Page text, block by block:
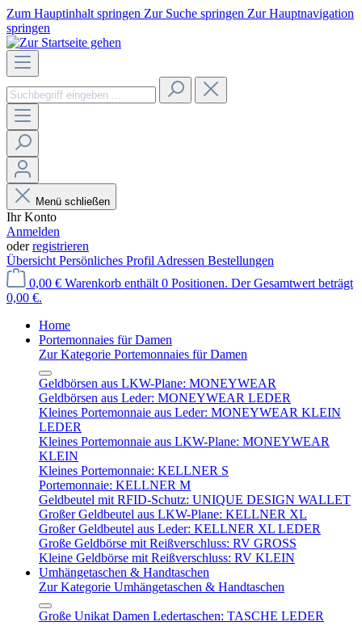
Zum Hauptinhalt springen Zur Suche springen Zur Hauptnavigation
springen
Menü schließen
Ihr Konto
Anmelden
oderregistrieren
Übersicht Persönliches Profil Adressen Bestellungen
0,00 € Warenkorb enthält 0 Positionen. Der Gesamtwert beträgt
0,00 €.
Home
Portemonnaies für Damen
Zur Kategorie Portemonnaies für Damen
Geldbörsen aus LKW-Plane: MONEYWEAR
Geldbörsen aus Leder: MONEYWEAR LEDER
Kleines Portemonnaie aus Leder: MONEYWEAR KLEIN
LEDER
Kleines Portemonnaie aus LKW-Plane: MONEYWEAR
KLEIN
Kleines Portemonnaie: KELLNER S
Portemonnaie: KELLNER M
Geldbeutel mit RFID-Schutz: UNIQUE DESIGN WALLET
Großer Geldbeutel aus LKW-Plane: KELLNER XL
Großer Geldbeutel aus Leder: KELLNER XL LEDER
Große Geldbörse mit Reißverschluss: RV GROSS
Kleine Geldbörse mit Reißverschluss: RV KLEIN
Umhängetaschen & Handtaschen
Zur Kategorie Umhängetaschen & Handtaschen
Große Unikat Damen Ledertaschen: TASCHE LEDER